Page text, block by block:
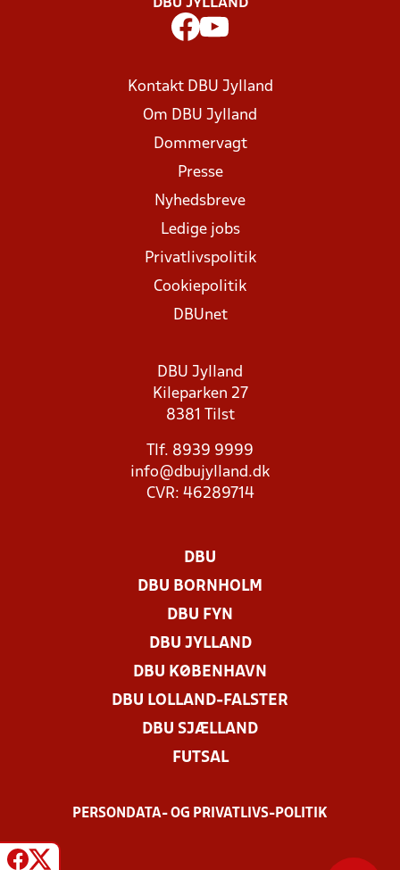
DBU JYLLAND
Kontakt DBU Jylland
Om DBU Jylland
Dommervagt
Presse
Nyhedsbreve
Ledige jobs
Privatlivspolitik
Cookiepolitik
DBUnet
DBU Jylland
Kileparken 27
8381 Tilst
Tlf. 8939 9999
info@dbujylland.dk
CVR: 46289714
DBU
DBU BORNHOLM
DBU FYN
DBU JYLLAND
DBU KØBENHAVN
DBU LOLLAND-FALSTER
DBU SJÆLLAND
FUTSAL
PERSONDATA- OG PRIVATLIVS-POLITIK